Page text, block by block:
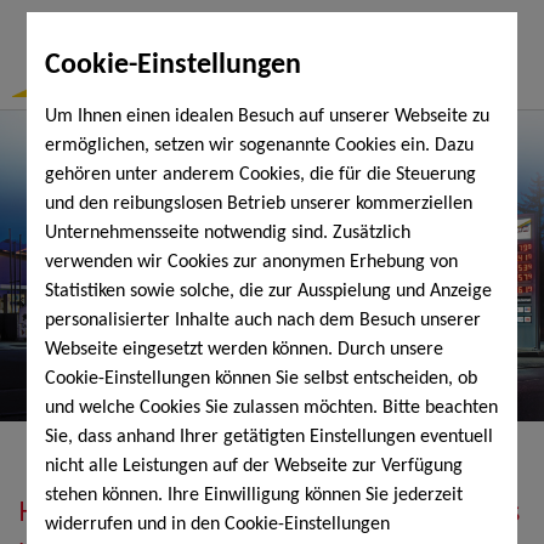
Cookie-Einstellungen
Um Ihnen einen idealen Besuch auf unserer Webseite zu
ermöglichen, setzen wir sogenannte Cookies ein. Dazu
gehören unter anderem Cookies, die für die Steuerung
und den reibungslosen Betrieb unserer kommerziellen
Unternehmensseite notwendig sind. Zusätzlich
verwenden wir Cookies zur anonymen Erhebung von
Statistiken sowie solche, die zur Ausspielung und Anzeige
personalisierter Inhalte auch nach dem Besuch unserer
Webseite eingesetzt werden können. Durch unsere
Cookie-Einstellungen können Sie selbst entscheiden, ob
und welche Cookies Sie zulassen möchten. Bitte beachten
Sie, dass anhand Ihrer getätigten Einstellungen eventuell
nicht alle Leistungen auf der Webseite zur Verfügung
stehen können. Ihre Einwilligung können Sie jederzeit
widerrufen und in den Cookie-Einstellungen
Heizöl, Diesel, Schmierstoffe, Holzpellets